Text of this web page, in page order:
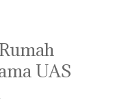
UAS